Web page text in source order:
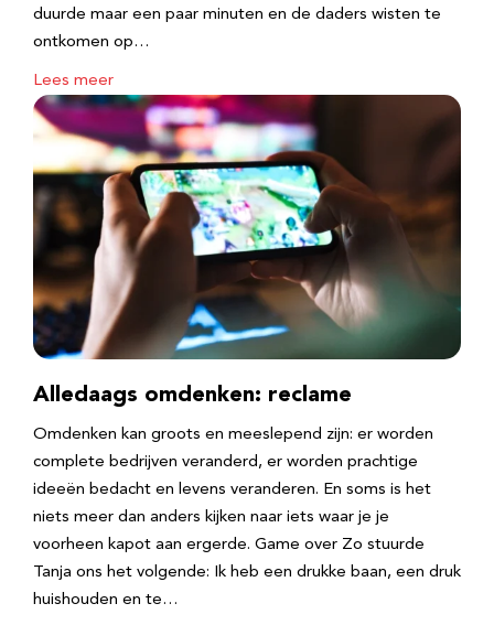
duurde maar een paar minuten en de daders wisten te
ontkomen op…
Lees meer
Alledaags omdenken: reclame
Omdenken kan groots en meeslepend zijn: er worden
complete bedrijven veranderd, er worden prachtige
ideeën bedacht en levens veranderen. En soms is het
niets meer dan anders kijken naar iets waar je je
voorheen kapot aan ergerde. Game over Zo stuurde
Tanja ons het volgende: Ik heb een drukke baan, een druk
huishouden en te…